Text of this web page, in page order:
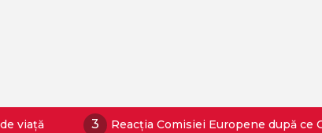
3 Reacția Comisiei Europene după ce Camera